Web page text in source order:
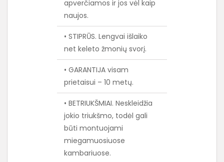
apverčiamos ir jos vėl kaip
naujos.
• STIPRŪS. Lengvai išlaiko
net keleto žmonių svorį.
• GARANTIJA visam
prietaisui – 10 metų.
• BETRIUKŠMIAI. Neskleidžia
jokio triukšmo, todėl gali
būti montuojami
miegamuosiuose
kambariuose.